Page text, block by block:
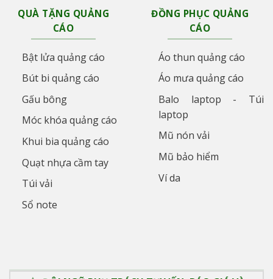
QUÀ TẶNG QUẢNG
CÁO
Bật lửa quảng cáo
Bút bi quảng cáo
Gấu bông
Móc khóa quảng cáo
Khui bia quảng cáo
Quạt nhựa cầm tay
Túi vải
Sổ note
ĐỒNG PHỤC QUẢNG
CÁO
Áo thun quảng cáo
Áo mưa quảng cáo
Balo laptop - Túi
laptop
Mũ nón vải
Mũ bảo hiểm
Ví da